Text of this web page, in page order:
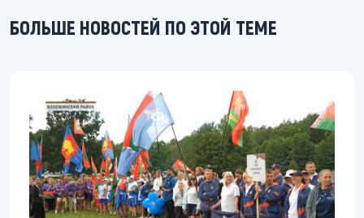
БОЛЬШЕ НОВОСТЕЙ ПО ЭТОЙ ТЕМЕ